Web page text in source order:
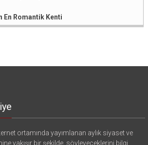
En Romantik Kenti
ortamında yayımlanan aylık siyaset ve
yakışır bir şekilde, söyleyeceklerini bilgi